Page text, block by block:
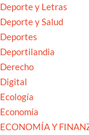
Deporte y Letras
Deporte y Salud
Deportes
Deportilandia
Derecho
Digital
Ecología
Economía
ECONOMÍA Y